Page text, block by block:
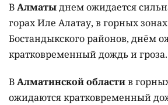
ВАлматыднем ожидается
горах Иле Алатау, в горных
Бостандыкского районов, днём
кратковременный дождь и гроза.
ВАлматинской областив
ожидаются кратковременный